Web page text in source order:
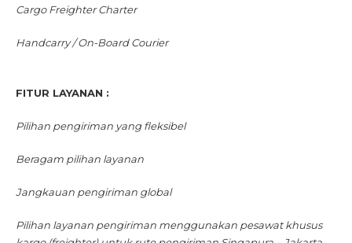
Cargo Freighter Charter
Handcarry / On-Board Courier
FITUR LAYANAN :
Pilihan pengiriman yang fleksibel
Beragam pilihan layanan
Jangkauan pengiriman global
Pilihan layanan pengiriman menggunakan pesawat khusus